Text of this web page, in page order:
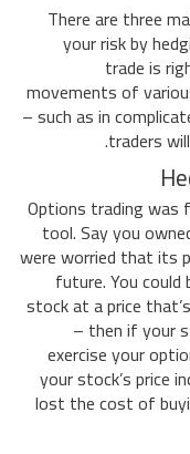
There are three
your risk by
trade is
movements of
– such as in
traders
Options trading was
tool. Say you
were worried that its
future. You
stock at a price
– then if your
exercise your
your stock’s price
lost the cost of